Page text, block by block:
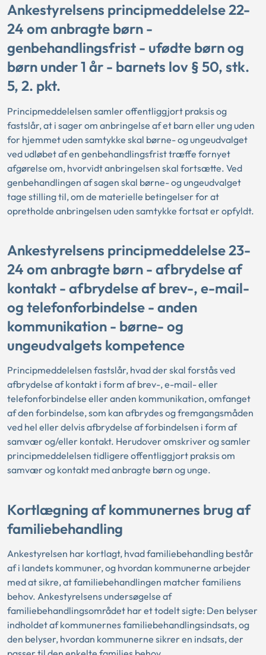
Ankestyrelsens principmeddelelse 22-
24 om anbragte børn -
genbehandlingsfrist - ufødte børn og
børn under 1 år - barnets lov § 50, stk.
5, 2. pkt.
Principmeddelelsen samler offentliggjort praksis og
fastslår, at i sager om anbringelse af et barn eller ung uden
for hjemmet uden samtykke skal børne- og ungeudvalget
ved udløbet af en genbehandlingsfrist træffe fornyet
afgørelse om, hvorvidt anbringelsen skal fortsætte. Ved
genbehandlingen af sagen skal børne- og ungeudvalget
tage stilling til, om de materielle betingelser for at
opretholde anbringelsen uden samtykke fortsat er opfyldt.
Ankestyrelsens principmeddelelse 23-
24 om anbragte børn - afbrydelse af
kontakt - afbrydelse af brev-, e-mail-
og telefonforbindelse - anden
kommunikation - børne- og
ungeudvalgets kompetence
Principmeddelelsen fastslår, hvad der skal forstås ved
afbrydelse af kontakt i form af brev-, e-mail- eller
telefonforbindelse eller anden kommunikation, omfanget
af den forbindelse, som kan afbrydes og fremgangsmåden
ved hel eller delvis afbrydelse af forbindelsen i form af
samvær og/eller kontakt. Herudover omskriver og samler
principmeddelelsen tidligere offentliggjort praksis om
samvær og kontakt med anbragte børn og unge.
Kortlægning af kommunernes brug af
familiebehandling
Ankestyrelsen har kortlagt, hvad familiebehandling består
af i landets kommuner, og hvordan kommunerne arbejder
med at sikre, at familiebehandlingen matcher familiens
behov. Ankestyrelsens undersøgelse af
familiebehandlingsområdet har et todelt sigte: Den belyser
indholdet af kommunernes familiebehandlingsindsats, og
den belyser, hvordan kommunerne sikrer en indsats, der